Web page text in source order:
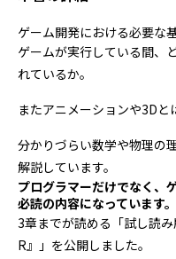
ゲーム開発における必要な
ゲームが実行している間、
れているか。
またアニメーションや3Dと
分かりづらい数学や物理の
解説しています。
プログラマーだけでなく、
必読の内容になっています。
3章までが読める「試し読
R』」を公開しました。